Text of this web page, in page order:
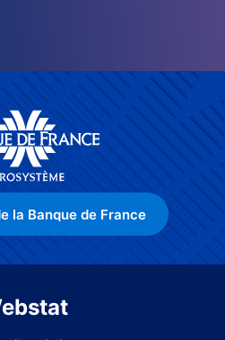
la Banque de France